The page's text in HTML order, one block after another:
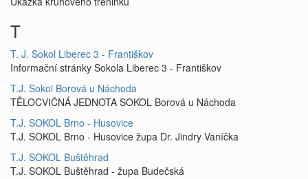
T
T. J. Sokol Liberec 3 - Františkov
Informační stránky Sokola Liberec 3 - Františkov
T.J. Sokol Borová u Náchoda
TĚLOCVIČNÁ JEDNOTA SOKOL Borová u Náchoda
T.J. SOKOL Brno - Husovice
T.J. SOKOL Brno - Husovice župa Dr. Jindry Vaníčka
T.J. SOKOL Buštěhrad
T.J. SOKOL Buštěhrad - župa Budečská